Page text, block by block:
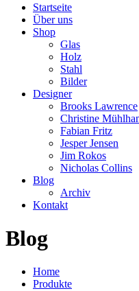
Startseite
Über uns
Shop
Glas
Holz
Stahl
Bilder
Designer
Brooks Lawrence
Christine
Fabian Fritz
Jesper Jensen
Jim Rokos
Nicholas Collins
Blog
Archiv
Kontakt
Blog
Home
Produkte